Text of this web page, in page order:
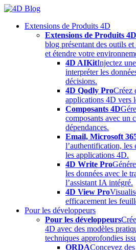
Skip
contentExtensions de Produits 4D
Extensions de Produits 4D
blog présentant des outils
et étendre votre
4D AIKitInjectez
interpréter les
décisions.
4D Qodly ProCréez
applications 4D vers
Composants 4D
composants avec un
dépendances.
Email, Microsoft
l’authentification, les
les applications 4D.
4D Write Pro
les données avec le
l’assistant IA intégré.
4D View Pro
efficacement les
Pour les développeurs
Pour les développeurs
4D avec des modèles
techniques approfondies
ORDAConcevez